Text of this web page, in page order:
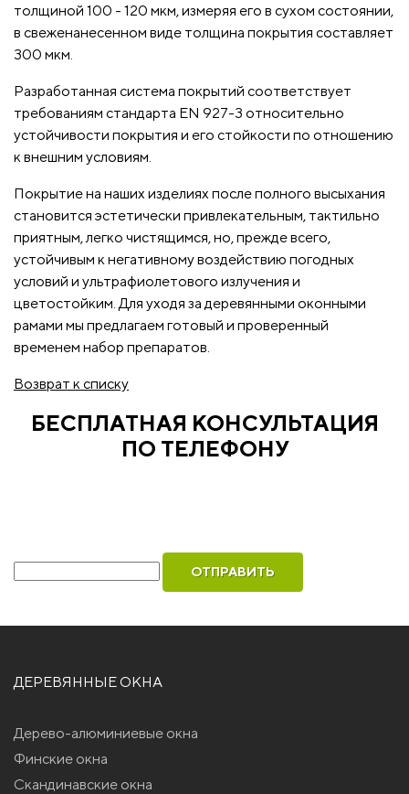
толщиной 100 - 120 мкм, измеряя его в сухом состоянии,
в свеженанесенном виде толщина покрытия составляет
300 мкм.
Разработанная система покрытий соответствует
требованиям стандарта EN 927-3 относительно
устойчивости покрытия и его стойкости по отношению
к внешним условиям.
Покрытие на наших изделиях после полного высыхания
становится эстетически привлекательным, тактильно
приятным, легко чистящимся, но, прежде всего,
устойчивым к негативному воздействию погодных
условий и ультрафиолетового излучения и
цветостойким. Для уходя за деревянными оконными
рамами мы предлагаем готовый и проверенный
временем набор препаратов.
Возврат к списку
БЕСПЛАТНАЯ КОНСУЛЬТАЦИЯ
ПО ТЕЛЕФОНУ
ДЕРЕВЯННЫЕ ОКНА
Дерево-алюминиевые окна
Финские окна
Скандинавские окна